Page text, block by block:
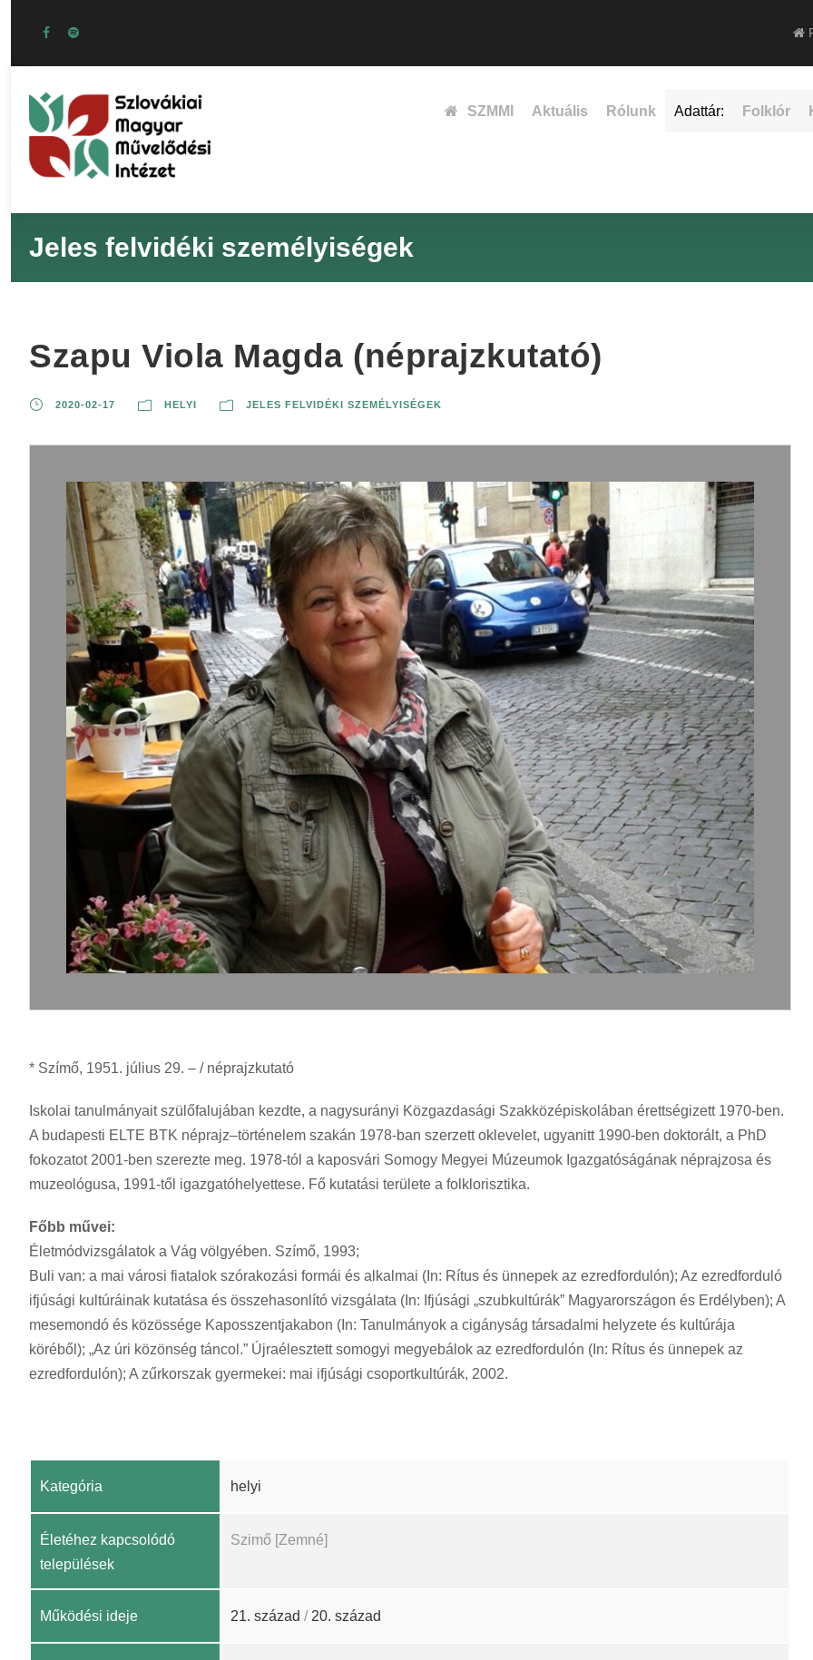
SZMMI Aktuális Rólunk Adattár: Folklór
Jeles felvidéki személyiségek
Szapu Viola Magda (néprajzkutató)
2020-02-17 HELYI JELES FELVIDÉKI SZEMÉLYISÉGEK
* Szímő, 1951. július 29. – / néprajzkutató
Iskolai tanulmányait szülőfalujában kezdte, a nagysurányi Közgazdasági Szakközépiskolában érettségizett 1970-ben.
A budapesti ELTE BTK néprajz–történelem szakán 1978-ban szerzett oklevelet, ugyanitt 1990-ben doktorált, a PhD
fokozatot 2001-ben szerezte meg. 1978-tól a kaposvári Somogy Megyei Múzeumok Igazgatóságának néprajzosa és
muzeológusa, 1991-től igazgatóhelyettese. Fő kutatási területe a folklorisztika.
Főbb művei:
Életmódvizsgálatok a Vág völgyében. Szímő, 1993;
Buli van: a mai városi fiatalok szórakozási formái és alkalmai (In: Rítus és ünnepek az ezredfordulón); Az ezredforduló
ifjúsági kultúráinak kutatása és összehasonlító vizsgálata (In: Ifjúsági „szubkultúrák” Magyarországon és Erdélyben); A
mesemondó és közössége Kaposszentjakabon (In: Tanulmányok a cigányság társadalmi helyzete és kultúrája
köréből); „Az úri közönség táncol.” Újraélesztett somogyi megyebálok az ezredfordulón (In: Rítus és ünnepek az
ezredfordulón); A zűrkorszak gyermekei: mai ifjúsági csoportkultúrák, 2002.
Kategória helyi
Életéhez kapcsolódó
települések
Szimő [Zemné]
Működési ideje 21. század / 20. század